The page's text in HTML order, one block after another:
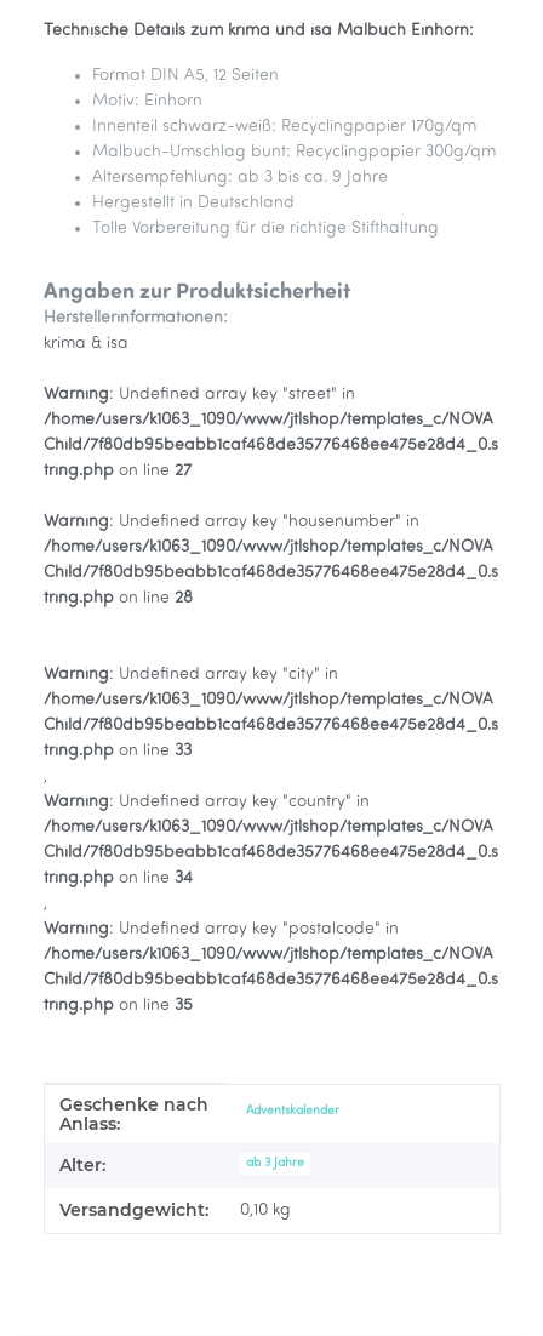
Technische Details zum krima und isa Malbuch Einhorn:
Format DIN A5, 12 Seiten
Motiv: Einhorn
Innenteil schwarz-weiß: Recyclingpapier 170g/qm
Malbuch-Umschlag bunt: Recyclingpapier 300g/qm
Altersempfehlung: ab 3 bis ca. 9 Jahre
Hergestellt in Deutschland
Tolle Vorbereitung für die richtige Stifthaltung
Angaben zur Produktsicherheit
Herstellerinformationen:
krima & isa
Warning: Undefined array key "street" in
/home/users/k1063_1090/www/jtlshop/templates_c/NOVA
Child/7f80db95beabb1caf468de35776468ee475e28d4_0.s
tring.php on line 27
Warning: Undefined array key "housenumber" in
/home/users/k1063_1090/www/jtlshop/templates_c/NOVA
Child/7f80db95beabb1caf468de35776468ee475e28d4_0.s
tring.php on line 28
Warning: Undefined array key "city" in
/home/users/k1063_1090/www/jtlshop/templates_c/NOVA
Child/7f80db95beabb1caf468de35776468ee475e28d4_0.s
tring.php on line 33
,
Warning: Undefined array key "country" in
/home/users/k1063_1090/www/jtlshop/templates_c/NOVA
Child/7f80db95beabb1caf468de35776468ee475e28d4_0.s
tring.php on line 34
,
Warning: Undefined array key "postalcode" in
/home/users/k1063_1090/www/jtlshop/templates_c/NOVA
Child/7f80db95beabb1caf468de35776468ee475e28d4_0.s
tring.php on line 35
Produkteigenschaft
Wert
Geschenke nach
Anlass:
Adventskalender
Alter: ab 3 Jahre
Versandgewicht: 0,10 kg